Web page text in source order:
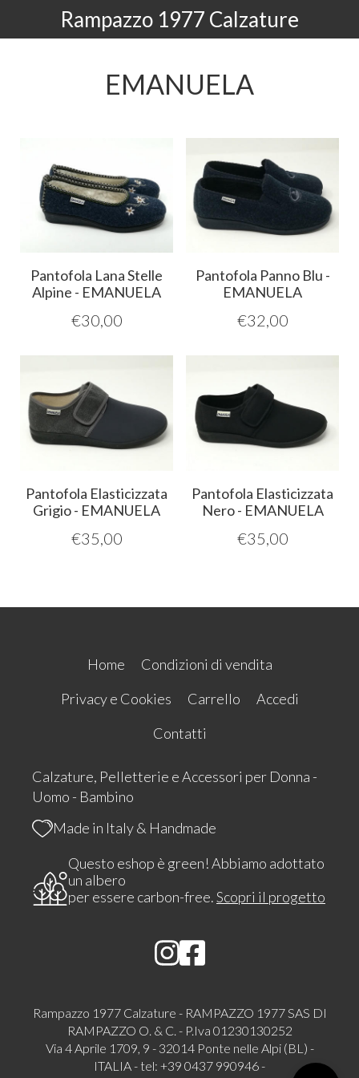
Rampazzo 1977 Calzature
EMANUELA
Pantofola Lana Stelle
Alpine - EMANUELA
€30,00
Pantofola Panno Blu -
EMANUELA
€32,00
Pantofola Elasticizzata
Grigio - EMANUELA
€35,00
Pantofola Elasticizzata
Nero - EMANUELA
€35,00
Home
Condizioni di vendita
Privacy e Cookies
Carrello
Accedi
Contatti
Calzature, Pelletterie e Accessori per Donna -
Uomo - Bambino
Made in Italy & Handmade
Questo eshop è green! Abbiamo adottato
un albero
per essere carbon-free.Scopri il progetto
Rampazzo 1977 Calzature - RAMPAZZO 1977 SAS DI
RAMPAZZO O. & C. - P.Iva 01230130252
Via 4 Aprile 1709, 9 - 32014 Ponte nelle Alpi (BL) -
ITALIA - tel: +39 0437 990946 -